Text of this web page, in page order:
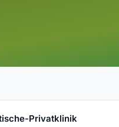
Privatklinik